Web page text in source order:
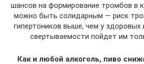
шансов на формирование тромбов в
можно быть солидарным — риск
гипертоников выше, чем у здоровых
свертываемости пойдет им
Как и любой алкоголь, пиво